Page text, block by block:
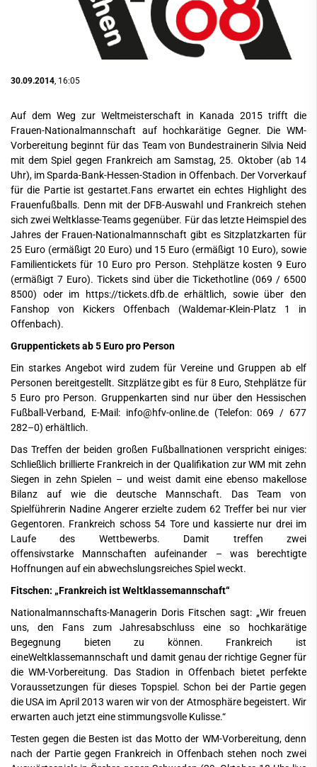
30.09.2014 , 16:05
Auf dem Weg zur Weltmeisterschaft in Kanada 2015 trifft die
Frauen-Nationalmannschaft auf hochkarätige Gegner. Die WM-
Vorbereitung beginnt für das Team von Bundestrainerin Silvia Neid
mit dem Spiel gegen Frankreich am Samstag, 25. Oktober (ab 14
Uhr), im Sparda-Bank-Hessen-Stadion in Offenbach. Der Vorverkauf
für die Partie ist gestartet.Fans erwartet ein echtes Highlight des
Frauenfußballs. Denn mit der DFB-Auswahl und Frankreich stehen
sich zwei Weltklasse-Teams gegenüber. Für das letzte Heimspiel des
Jahres der Frauen-Nationalmannschaft gibt es Sitzplatzkarten für
25 Euro (ermäßigt 20 Euro) und 15 Euro (ermäßigt 10 Euro), sowie
Familientickets für 10 Euro pro Person. Stehplätze kosten 9 Euro
(ermäßigt 7 Euro). Tickets sind über die Tickethotline (069 / 6500
8500) oder im https://tickets.dfb.de erhältlich, sowie über den
Fanshop von Kickers Offenbach (Waldemar-Klein-Platz 1 in
Offenbach).
Gruppentickets ab 5 Euro pro Person
Ein starkes Angebot wird zudem für Vereine und Gruppen ab elf
Personen bereitgestellt. Sitzplätze gibt es für 8 Euro, Stehplätze für
5 Euro pro Person. Gruppenkarten sind nur über den Hessischen
Fußball-Verband, E-Mail: info@hfv-online.de (Telefon: 069 / 677
282–0) erhältlich.
Das Treffen der beiden großen Fußballnationen verspricht einiges:
Schließlich brillierte Frankreich in der Qualifikation zur WM mit zehn
Siegen in zehn Spielen – und weist damit eine ebenso makellose
Bilanz auf wie die deutsche Mannschaft. Das Team von
Spielführerin Nadine Angerer erzielte zudem 62 Treffer bei nur vier
Gegentoren. Frankreich schoss 54 Tore und kassierte nur drei im
Laufe des Wettbewerbs. Damit treffen zwei
offensivstarke Mannschaften aufeinander – was berechtigte
Hoffnungen auf ein abwechslungsreiches Spiel weckt.
Fitschen: „Frankreich ist Weltklassemannschaft“
Nationalmannschafts-Managerin Doris Fitschen sagt: „Wir freuen
uns, den Fans zum Jahresabschluss eine so hochkarätige
Begegnung bieten zu können. Frankreich ist
eineWeltklassemannschaft und damit genau der richtige Gegner für
die WM-Vorbereitung. Das Stadion in Offenbach bietet perfekte
Voraussetzungen für dieses Topspiel. Schon bei der Partie gegen
die USA im April 2013 waren wir von der Atmosphäre begeistert. Wir
erwarten auch jetzt eine stimmungsvolle Kulisse.“
Testen gegen die Besten ist das Motto der WM-Vorbereitung, denn
nach der Partie gegen Frankreich in Offenbach stehen noch zwei